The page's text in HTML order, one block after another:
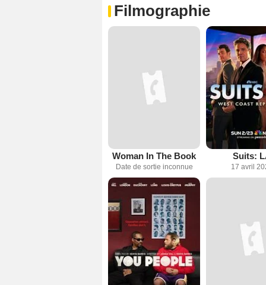
Filmographie
Woman In The Book
Date de sortie inconnue
Suits:
17 avril